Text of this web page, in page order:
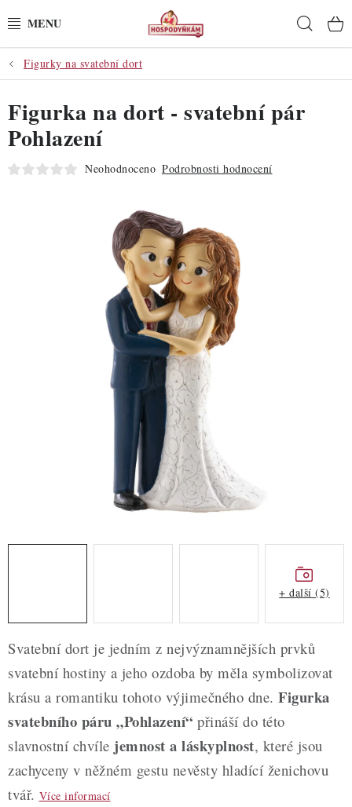
na
POTŘEBY
POMŮCKY
SUROVINY
DÁRKOVÉ POUKAZY
TÉMATICKÉ PRODUKTY
Hodnocení obchodu
Blog
Moje objednávka
Podmínky ochrany osobních údajů
Figurky na svatební dort
Svatební dort je jedním z nejvýznamnějších prvků
svatební hostiny a jeho ozdoba by měla symbolizovat
krásu a romantiku tohoto výjimečného dne. Figurka
svatebního páru „Pohlazení“ přináší do této
slavnostní chvíle jemnost a láskyplnost, které jsou
zachyceny v něžném gestu nevěsty hladící ženichovu
tvář. Více informací
Figurka na dort - svatební pár
Pohlazení
Neohodnoceno Podrobnosti hodnocení
+ další (5)